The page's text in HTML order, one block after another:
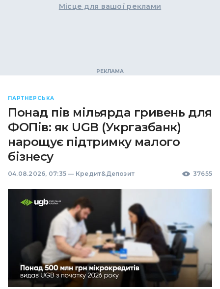
Місце для вашої реклами
ПАРТНЕРСЬКА
Понад пів мільярда гривень для
ФОПів: як UGB (Укргазбанк)
нарощує підтримку малого
бізнесу
04.08.2026, 07:35 — Кредит&Депозит 37655